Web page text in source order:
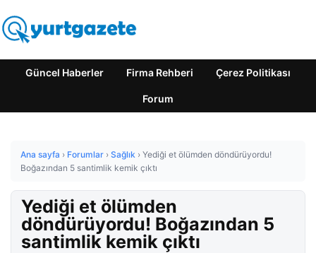
Güncel Haberler Firma Rehberi Çerez Politikası
Forum
Ana sayfa › Forumlar › Sağlık › Yediği et ölümden döndürüyordu!
Boğazından 5 santimlik kemik çıktı
Yediği et ölümden
döndürüyordu! Boğazından 5
santimlik kemik çıktı